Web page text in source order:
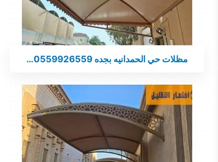
مظلات حي الحمدانيه بجده 0559926559…